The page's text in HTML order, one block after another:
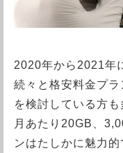
2020年から2021年
続々と格安料金プ
を検討している方
月あたり20GB、
ンはたしかに魅力